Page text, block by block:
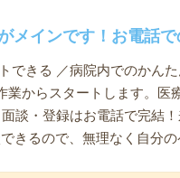
メインです！お電話で
できる ／病院内でのかん
業からスタートします。医
談・登録はお電話で完結
きるので、無理なく自分の